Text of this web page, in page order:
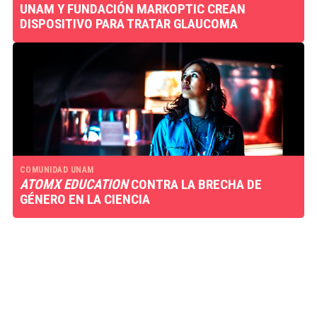
UNAM Y FUNDACIÓN MARKOPTIC CREAN
DISPOSITIVO PARA TRATAR GLAUCOMA
COMUNIDAD UNAM
ATOMX EDUCATIONCONTRA LA BRECHA DE
GÉNERO EN LA CIENCIA